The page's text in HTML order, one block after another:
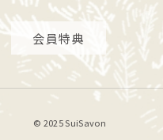
会員特典
© 2025 SuiSavon